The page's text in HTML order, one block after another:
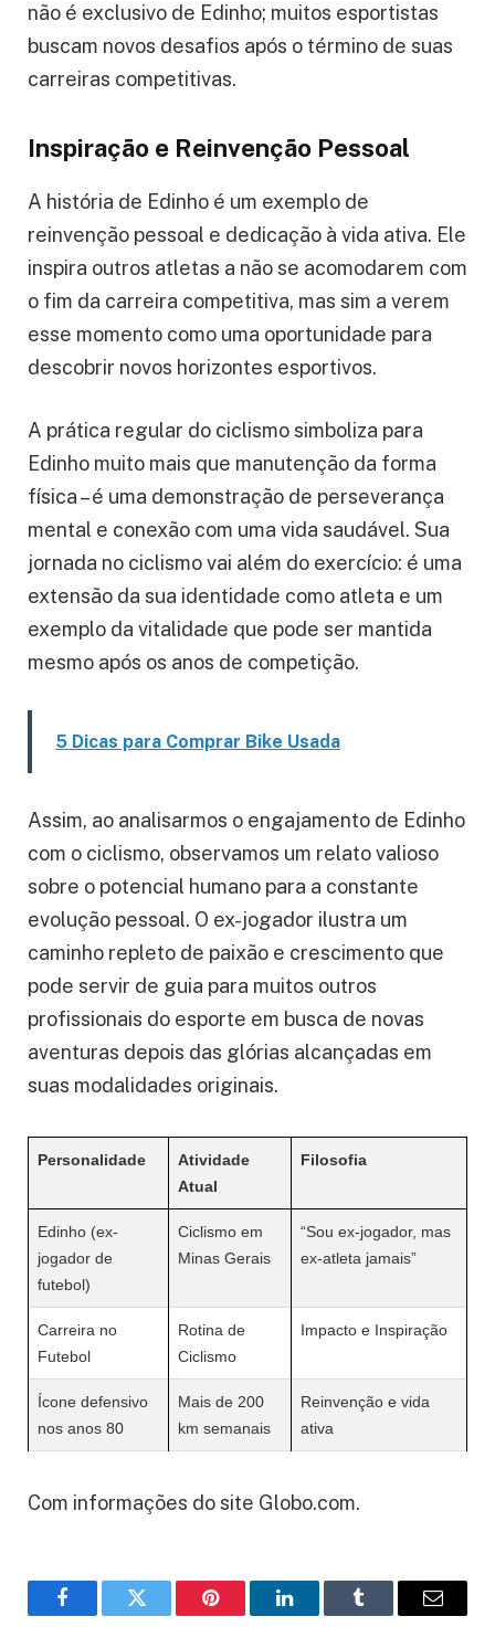
não é exclusivo de Edinho; muitos esportistas
buscam novos desafios após o término de suas
carreiras competitivas.
Inspiração e Reinvenção Pessoal
A história de Edinho é um exemplo de
reinvenção pessoal e dedicação à vida ativa. Ele
inspira outros atletas a não se acomodarem com
o fim da carreira competitiva, mas sim a verem
esse momento como uma oportunidade para
descobrir novos horizontes esportivos.
A prática regular do ciclismo simboliza para
Edinho muito mais que manutenção da forma
física – é uma demonstração de perseverança
mental e conexão com uma vida saudável. Sua
jornada no ciclismo vai além do exercício: é uma
extensão da sua identidade como atleta e um
exemplo da vitalidade que pode ser mantida
mesmo após os anos de competição.
5 Dicas para Comprar Bike Usada
Assim, ao analisarmos o engajamento de Edinho
com o ciclismo, observamos um relato valioso
sobre o potencial humano para a constante
evolução pessoal. O ex-jogador ilustra um
caminho repleto de paixão e crescimento que
pode servir de guia para muitos outros
profissionais do esporte em busca de novas
aventuras depois das glórias alcançadas em
suas modalidades originais.
Personalidade
Atividade
Atual
Filosofia
Edinho (ex-
jogador de
futebol)
Ciclismo em
Minas Gerais
“Sou ex-jogador, mas
ex-atleta jamais”
Carreira no
Futebol
Rotina de
Ciclismo
Impacto e Inspiração
Ícone defensivo
nos anos 80
Mais de 200
km semanais
Reinvenção e vida
ativa
Com informações do site Globo.com.
FacebookTwitter Pinterest LinkedInTumblr Email